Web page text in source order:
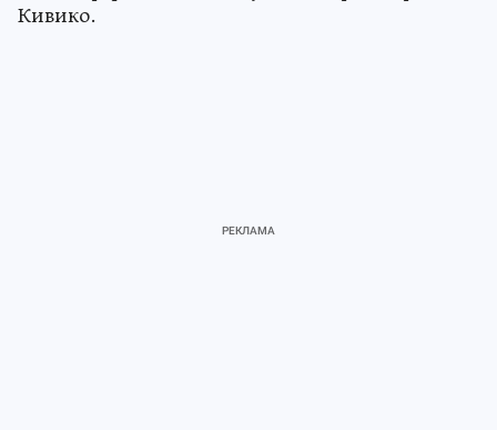
Кивико.